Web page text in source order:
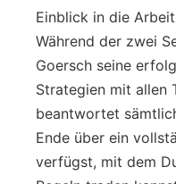
Einblick in die
Während der zwei
Goersch seine
Strategien mit allen
beantwortet
Ende über ein
verfügst, mit dem